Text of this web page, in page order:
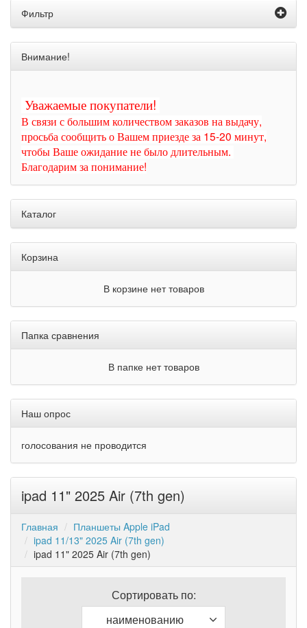
Фильтр
Внимание!
Уважаемые покупатели!
В связи с большим количеством заказов на выдачу,
просьба сообщить о Вашем приезде за 15-20 минут,
чтобы Ваше ожидание не было длительным.
Благодарим за понимание!
Каталог
Корзина
В корзине нет товаров
Папка сравнения
В папке нет товаров
Наш опрос
голосования не проводится
ipad 11" 2025 Air (7th gen)
Главная
Планшеты Apple iPad
ipad 11/13" 2025 Air (7th gen)
ipad 11" 2025 Air (7th gen)
Сортировать по:
наименованию